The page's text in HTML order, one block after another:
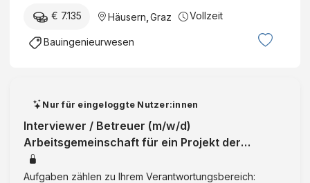
€ 7.135 Häusern Graz Vollzeit
Bauingenieurwesen
Nur für eingeloggte Nutzer:innen
Interviewer / Betreuer (m/w/d)
Arbeitsgemeinschaft für ein Projekt der
Republik Ö Graz | Steiermark | Vollzeit | Vermitt
Aufgaben zählen zu Ihrem Verantwortungsbereich: